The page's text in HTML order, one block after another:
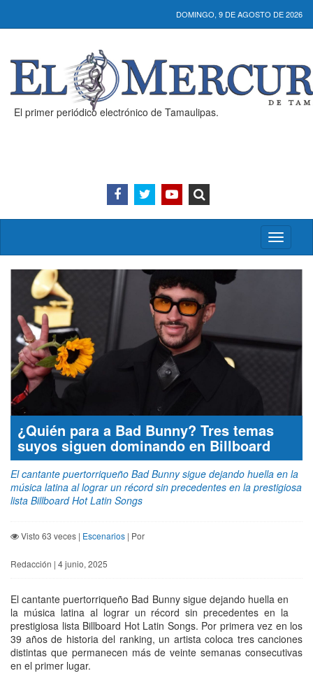
DOMINGO, 9 DE AGOSTO DE 2026
El primer periódico electrónico de Tamaulipas.
Activar/
menú
¿Quién para a Bad Bunny? Tres temas
suyos siguen dominando en Billboard
El cantante puertorriqueño Bad Bunny sigue dejando huella en la
música latina al lograr un récord sin precedentes en la prestigiosa
lista Billboard Hot Latin Songs
Visto 63 veces | Escenarios | Por
Redacción | 4 junio, 2025
El cantante puertorriqueño Bad Bunny sigue dejando huella en
la música latina al lograr un récord sin precedentes en la
prestigiosa lista Billboard Hot Latin Songs. Por primera vez en los
39 años de historia del ranking, un artista coloca tres canciones
distintas que permanecen más de veinte semanas consecutivas
en el primer lugar.